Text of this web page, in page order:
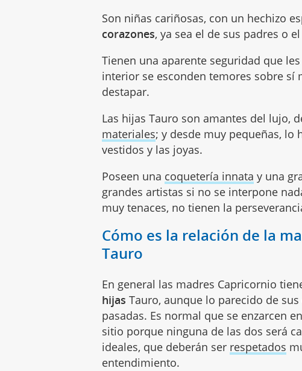
Son niñas cariñosas, con un hechizo
corazones, ya sea el de sus padres o
Tienen una aparente seguridad que
interior se esconden temores sobre sí
destapar.
Las hijas Tauro son amantes del lujo,
materiales; y desde muy pequeñas, lo
vestidos y las joyas.
Poseen una coquetería innata y una
grandes artistas si no se interpone
muy tenaces, no tienen la
Cómo es la relación de la
Tauro
En general las madres Capricornio
hijas Tauro, aunque lo parecido de
pasadas. Es normal que se enzarcen
sitio porque ninguna de las dos será
ideales, que deberán ser respetados
entendimiento.